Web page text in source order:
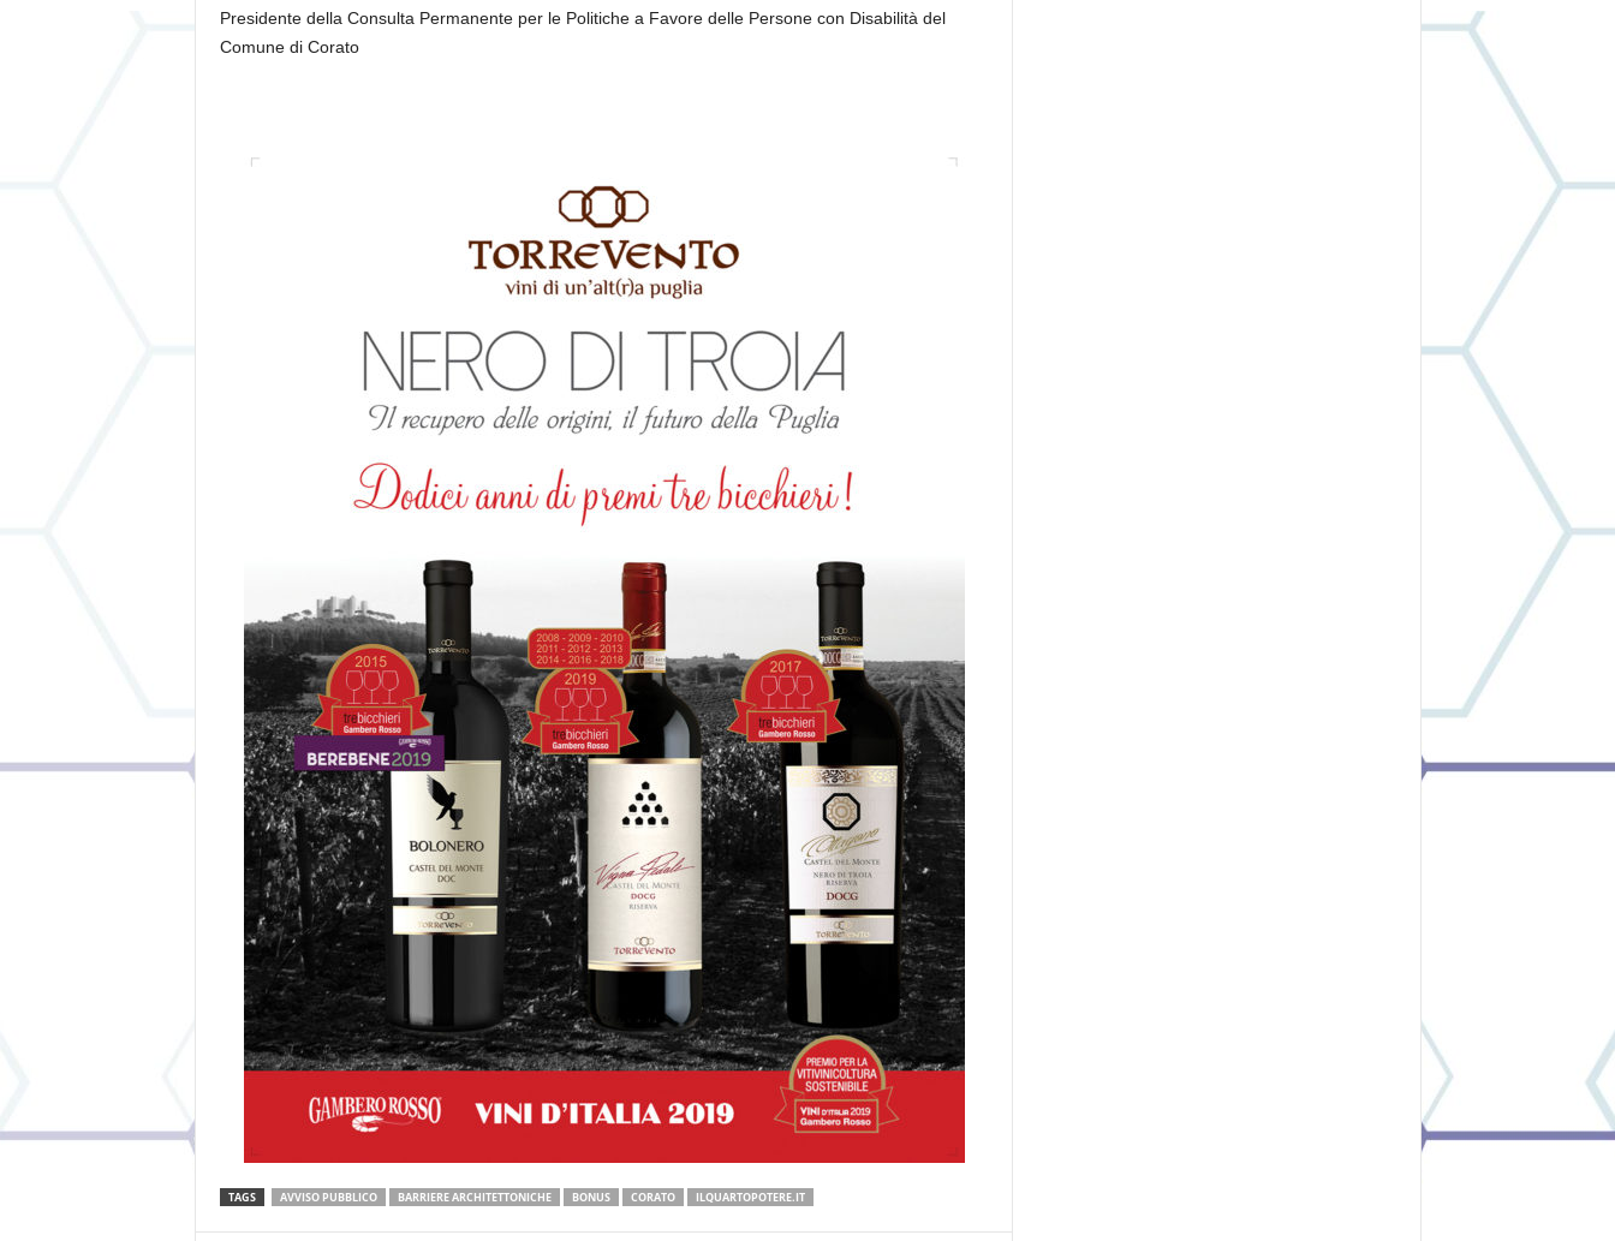
Presidente della Consulta Permanente per le Politiche a Favore delle Persone con Disabilità del
Comune di Corato
TAGS AVVISO PUBBLICO BARRIERE ARCHITETTONICHE BONUS CORATO ILQUARTOPOTERE.IT